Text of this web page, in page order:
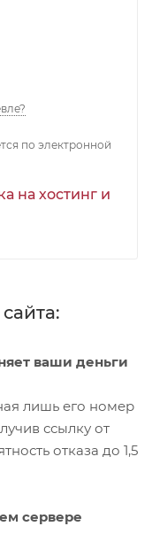
по электронной
на хостинг и
ваши деньги
лишь его номер
ссылку от
отказа до 1,5
сервере